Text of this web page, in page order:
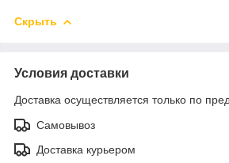
Скрыть
Условия доставки
Доставка осуществляется только по
Самовывоз
Доставка курьером